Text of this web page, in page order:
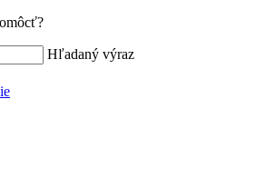
Hľadaný výraz